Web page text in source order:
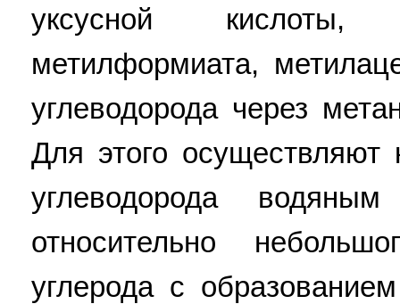
уксусной кислоты,
метилформиата,
углеводорода через
Для этого осуществляют
углеводорода
относительно
углерода с